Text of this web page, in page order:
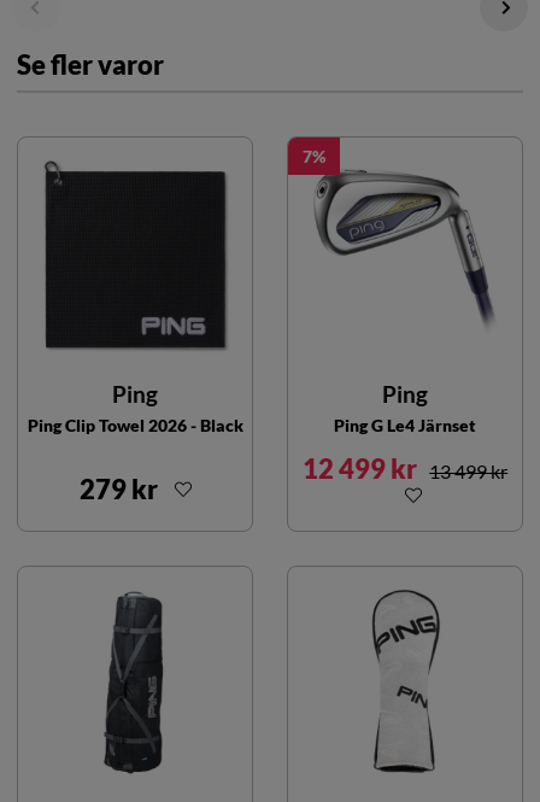
Se fler varor
Ping
Ping Clip Towel 2026 - Black
279 kr
7
Ping
Ping G Le4 Järnset
12 499 kr 13 499 kr